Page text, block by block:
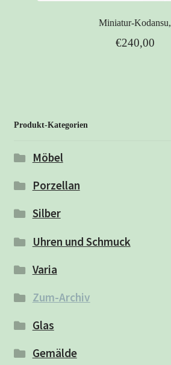
Miniatur-Kodansu,
€240,00
Produkt-Kategorien
Möbel
Porzellan
Silber
Uhren und Schmuck
Varia
Zum-Archiv
Glas
Gemälde